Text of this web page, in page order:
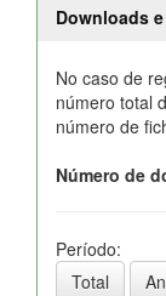
Downloads
No caso de
número total
número de
Número de
Período:
Total